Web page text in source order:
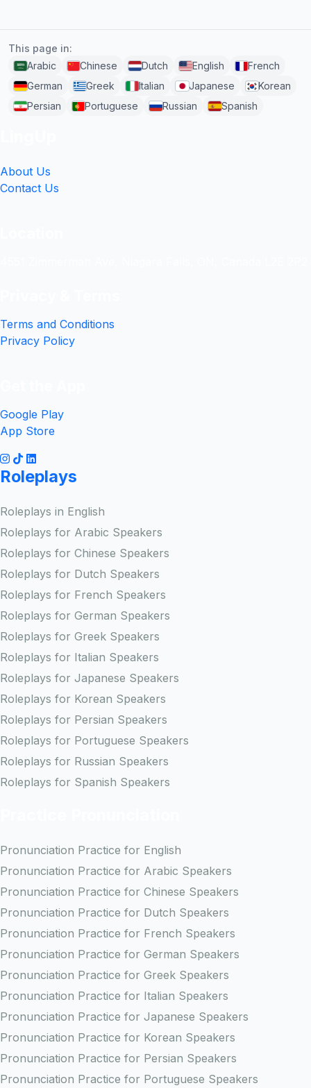
This page in:
Arabic
Chinese Dutch English
French
German
Greek Italian Japanese
Korean
Persian
Portuguese Russian Spanish
About Us
Contact Us
Terms and Conditions
Privacy Policy
Google Play
App Store
Roleplays
Roleplays in English
Roleplays for Arabic Speakers
Roleplays for Chinese Speakers
Roleplays for Dutch Speakers
Roleplays for French Speakers
Roleplays for German Speakers
Roleplays for Greek Speakers
Roleplays for Italian Speakers
Roleplays for Japanese Speakers
Roleplays for Korean Speakers
Roleplays for Persian Speakers
Roleplays for Portuguese Speakers
Roleplays for Russian Speakers
Roleplays for Spanish Speakers
Pronunciation Practice for English
Pronunciation Practice for Arabic Speakers
Pronunciation Practice for Chinese Speakers
Pronunciation Practice for Dutch Speakers
Pronunciation Practice for French Speakers
Pronunciation Practice for German Speakers
Pronunciation Practice for Greek Speakers
Pronunciation Practice for Italian Speakers
Pronunciation Practice for Japanese Speakers
Pronunciation Practice for Korean Speakers
Pronunciation Practice for Persian Speakers
Pronunciation Practice for Portuguese Speakers